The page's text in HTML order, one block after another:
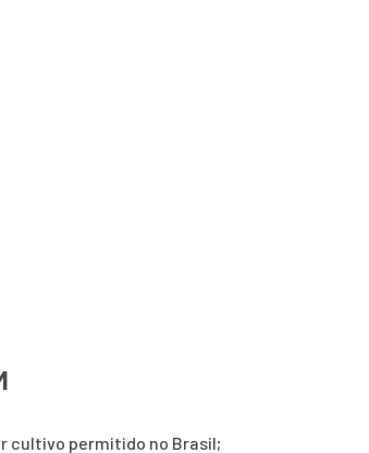
cultivo permitido no Brasil;